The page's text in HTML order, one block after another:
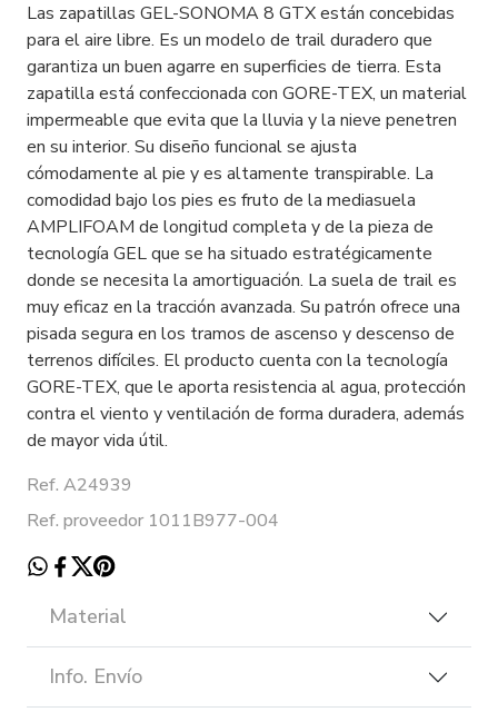
Las zapatillas GEL-SONOMA 8 GTX están concebidas
para el aire libre. Es un modelo de trail duradero que
garantiza un buen agarre en superficies de tierra. Esta
zapatilla está confeccionada con GORE-TEX, un material
impermeable que evita que la lluvia y la nieve penetren
en su interior. Su diseño funcional se ajusta
cómodamente al pie y es altamente transpirable. La
comodidad bajo los pies es fruto de la mediasuela
AMPLIFOAM de longitud completa y de la pieza de
tecnología GEL que se ha situado estratégicamente
donde se necesita la amortiguación. La suela de trail es
muy eficaz en la tracción avanzada. Su patrón ofrece una
pisada segura en los tramos de ascenso y descenso de
terrenos difíciles. El producto cuenta con la tecnología
GORE-TEX, que le aporta resistencia al agua, protección
contra el viento y ventilación de forma duradera, además
de mayor vida útil.
Ref. A24939
Ref. proveedor 1011B977-004
Material
Info. Envío